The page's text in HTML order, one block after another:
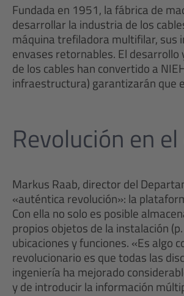
Fundada en 1951, la fábrica de
desarrollar la industria de los
máquina trefiladora multifilar, sus
envases retornables. El
de los cables han convertido a
infraestructura) garantizarán que
Revolución en
Markus Raab, director del
«auténtica revolución»: la
Con ella no solo es posible
propios objetos de la instalación
ubicaciones y funciones. «Es algo
revolucionario es que todas las
ingeniería ha mejorado
y de introducir la información